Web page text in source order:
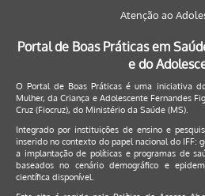
Atenção ao
Portal de Boas Práticas em
e do
O Portal de Boas Práticas é uma iniciativa
Mulher, da Criança e Adolescente Fernandes
Cruz (Fiocruz), do Ministério da Saúde (MS).
Integrado por instituições de ensino e
inserido no contexto do papel nacional do IFF:
a implantação de políticas e programas de
baseados no cenário demográfico e
científica disponível.